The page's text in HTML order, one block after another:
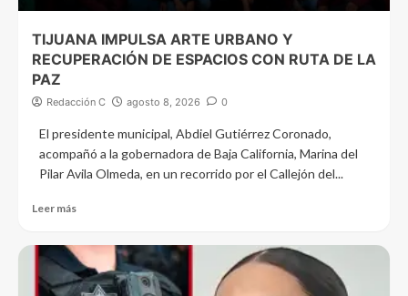
TIJUANA IMPULSA ARTE URBANO Y
RECUPERACIÓN DE ESPACIOS CON RUTA DE LA
PAZ
Redacción C agosto 8, 2026 0
El presidente municipal, Abdiel Gutiérrez Coronado,
acompañó a la gobernadora de Baja California, Marina del
Pilar Avila Olmeda, en un recorrido por el Callejón del...
Leer más